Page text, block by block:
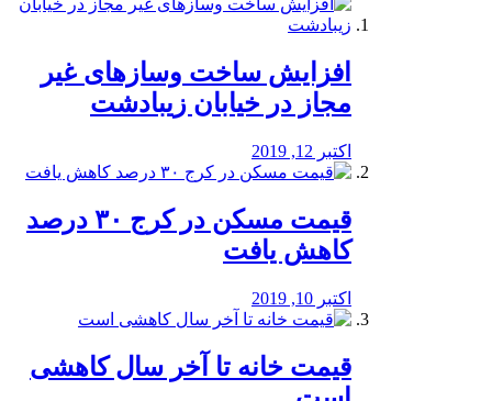
افزایش ساخت وسازهای غیر
مجاز در خیابان زیبادشت
اکتبر 12, 2019
️قیمت مسکن در کرج ۳۰ درصد
کاهش یافت
اکتبر 10, 2019
قیمت خانه تا آخر سال کاهشی